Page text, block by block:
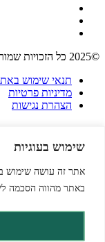
שימוש בעוגיות
אתר זה עושה שימוש
באתר מהווה הסכמה
©2025 כל הזכויות שמורות להדס מוצרים טבעיים
תנאי שימוש
מדיניות פרטיות
הצהרת נגישות